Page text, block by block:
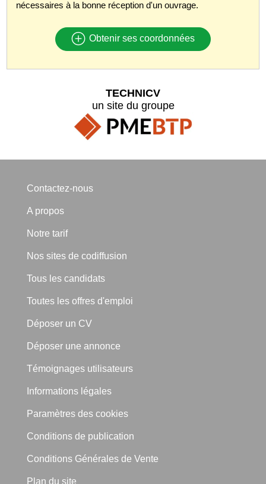
nécessaires à la bonne réception d'un ouvrage.
Obtenir ses coordonnées
TECHNICV
un site du groupe
Contactez-nous
A propos
Notre tarif
Nos sites de codiffusion
Tous les candidats
Toutes les offres d'emploi
Déposer un CV
Déposer une annonce
Témoignages utilisateurs
Informations légales
Paramètres des cookies
Conditions de publication
Conditions Générales de Vente
Plan du site